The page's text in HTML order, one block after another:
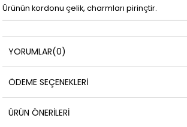
Ürünün kordonu çelik, charmları pirinçtir.
YORUMLAR(0)
ÖDEME SEÇENEKLERI
ÜRÜN ÖNERILERI